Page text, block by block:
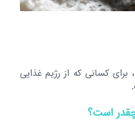
کسانی که از رژیم غذایی
است؟